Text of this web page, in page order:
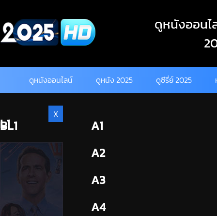
content
ดูหนังออนไ
ดูหนังออนไลน์ ดูหนัง 2025 ดูซีรี่ย์ 2025
BL1
BL2
A1
A2
A3
A4
X
L1